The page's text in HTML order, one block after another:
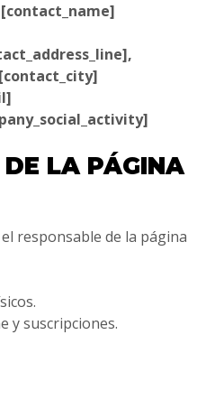
[contact_name]
LA PÁGINA
responsable de la página
y suscripciones.